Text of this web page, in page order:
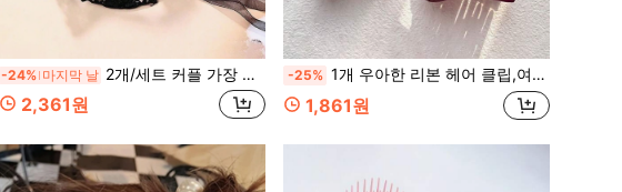
-24% 마지막 날 2개/세트 커플 가장 무도회 마스크 의상, 레이스 플라스틱 베네치아 파티 마스크, 할로윈, 카니발, 로맨틱 장식, 남녀 공용에 적합
2,361원
-25% 1개 우아한 리본 헤어 클립,여성용 스타일리시한 헤어 액세서리,여성용 여름 헤어 액세서리
1,861원